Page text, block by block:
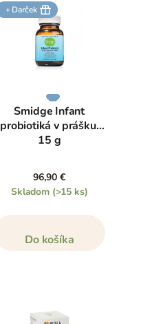
+ Darček
Smidge Infant
probiotiká v prášku,
15 g
96,90 €
Skladom (>15 ks)
Do košíka